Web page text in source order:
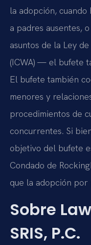
la adopción,
a padres ausentes,
asuntos de la Ley
(ICWA) — el bufete
El bufete también
menores y
procedimientos de
concurrentes. Si
objetivo del bufete
Condado de
que la adopción
Sobre
SRIS, P.C.